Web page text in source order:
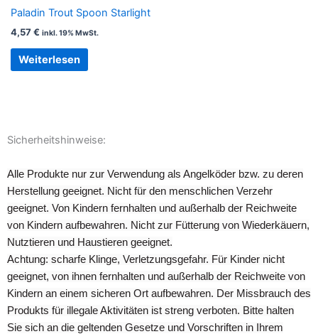
Paladin Trout Spoon Starlight
4,57€ inkl. 19% MwSt.
Weiterlesen
Sicherheitshinweise:
Alle Produkte nur zur Verwendung als Angelköder bzw. zu deren
Herstellung geeignet. Nicht für den menschlichen Verzehr
geeignet. Von Kindern fernhalten und außerhalb der Reichweite
von Kindern aufbewahren. Nicht zur Fütterung von Wiederkäuern,
Nutztieren und Haustieren geeignet.
Achtung: scharfe Klinge, Verletzungsgefahr. Für Kinder nicht
geeignet, von ihnen fernhalten und außerhalb der Reichweite von
Kindern an einem sicheren Ort aufbewahren. Der Missbrauch des
Produkts für illegale Aktivitäten ist streng verboten. Bitte halten
Sie sich an die geltenden Gesetze und Vorschriften in Ihrem